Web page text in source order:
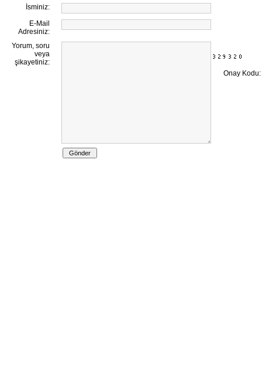
İsminiz:
E-Mail
Adresiniz:
Yorum, soru
veya
şikayetiniz:
Onay Kodu: